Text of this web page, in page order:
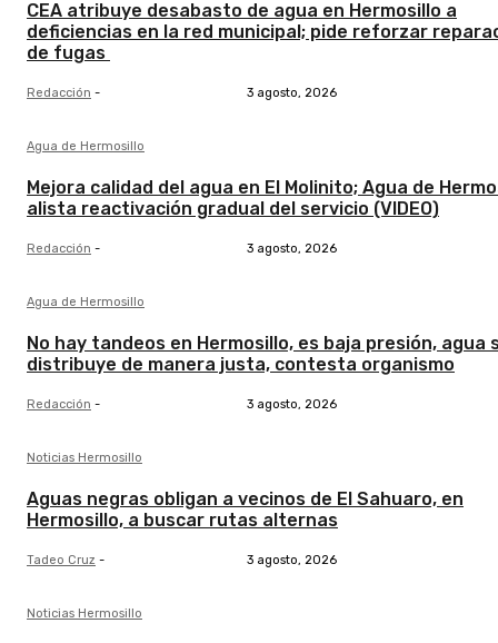
CEA atribuye desabasto de agua en Hermosillo a
deficiencias en la red municipal; pide reforzar
de fugas
Redacción - 3 agosto, 2026
Agua de Hermosillo
Mejora calidad del agua en El Molinito; Agua de
alista reactivación gradual del servicio (VIDEO)
Redacción - 3 agosto, 2026
Agua de Hermosillo
No hay tandeos en Hermosillo, es baja presión, agua
distribuye de manera justa, contesta organismo
Redacción - 3 agosto, 2026
Noticias Hermosillo
Aguas negras obligan a vecinos de El Sahuaro, en
Hermosillo, a buscar rutas alternas
Tadeo Cruz - 3 agosto, 2026
Noticias Hermosillo